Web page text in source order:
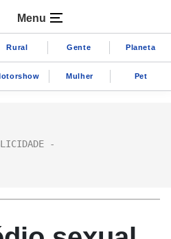
Menu
Rural Gente Planeta
Mulher Pet